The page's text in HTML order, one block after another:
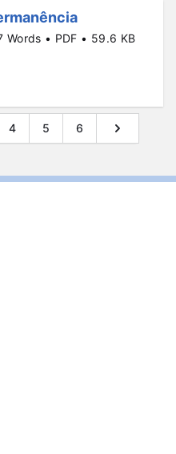
Words • PDF • 59.6 KB
4 5 6